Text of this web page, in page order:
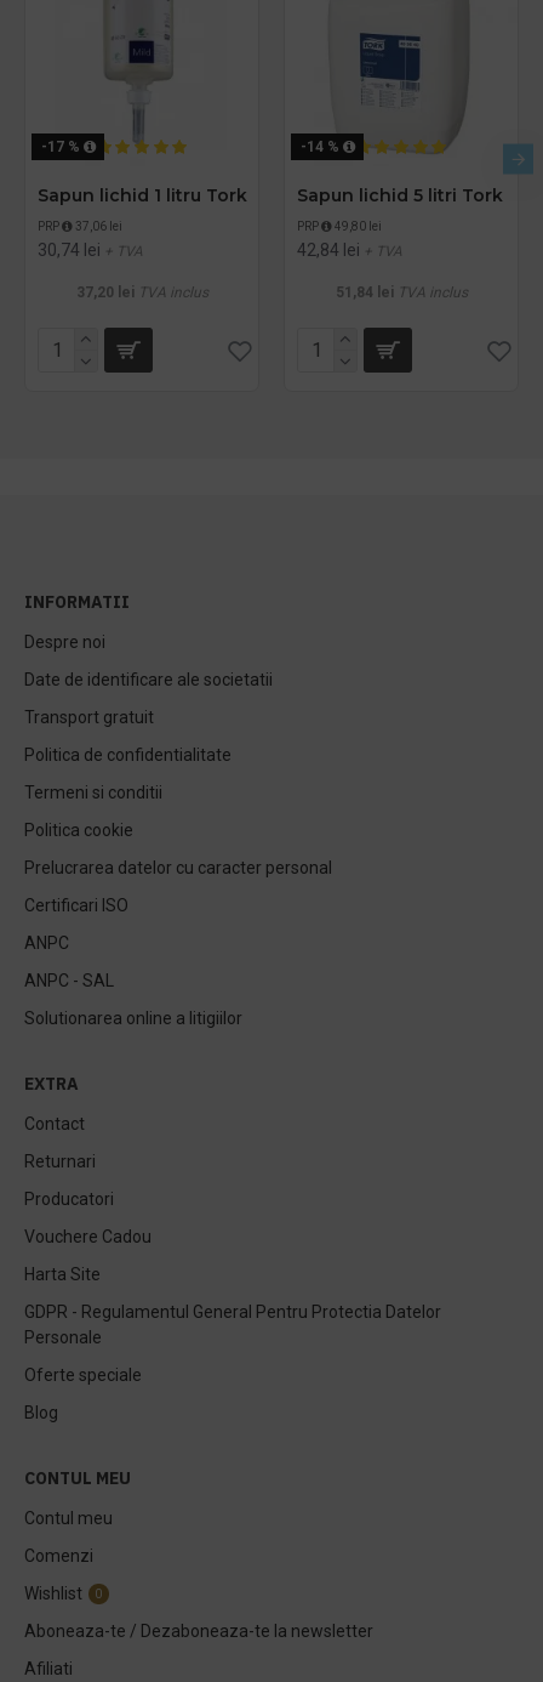
-17 %
Sapun lichid 1 litru Tork
PRP 37,06 lei
30,74 lei + TVA
37,20 lei TVA inclus
-14 %
Sapun lichid 5 litri Tork
PRP 49,80 lei
42,84 lei + TVA
51,84 lei TVA inclus
INFORMATII
Despre noi
Date de identificare ale societatii
Transport gratuit
Politica de confidentialitate
Termeni si conditii
Politica cookie
Prelucrarea datelor cu caracter personal
Certificari ISO
ANPC
ANPC - SAL
Solutionarea online a litigiilor
EXTRA
Contact
Returnari
Producatori
Vouchere Cadou
Harta Site
GDPR - Regulamentul General Pentru Protectia Datelor
Personale
Oferte speciale
Blog
CONTUL MEU
Contul meu
Comenzi
Wishlist
0
Aboneaza-te / Dezaboneaza-te la newsletter
Afiliati